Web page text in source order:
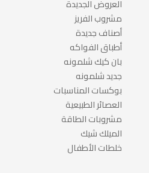
العروض الجديدة
مشروب الفريز
أصناف جديدة
أطباق الفواكه
بان كيك شلمونه
جديد شلمونه
بوكسات المناسبات
العصائر الطبيعية
مشروبات الطاقة
الميلك شيك
خلطات الأطفال